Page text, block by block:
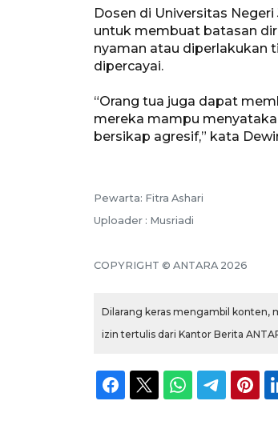
Dosen di Universitas
untuk membuat batasan
nyaman atau diperlakukan
dipercayai.
“Orang tua juga dapat
mereka mampu
bersikap agresif,” kata
Pewarta: Fitra Ashari
Uploader : Musriadi
COPYRIGHT © ANTARA 2026
Dilarang keras mengambil konten,
izin tertulis dari Kantor Berita